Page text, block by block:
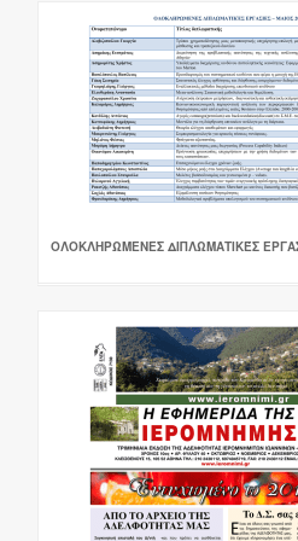
ΟΛΟΚΛΗΡΩΜΕΝΕΣ ΔΙΠΛΩΜΑΤΙΚΈΣ